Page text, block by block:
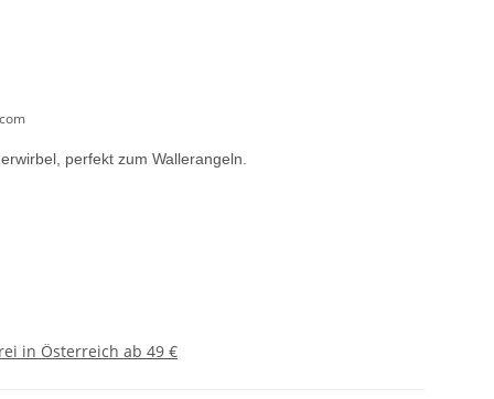
perfekt zum Wallerangeln.
in Österreich ab 49 €